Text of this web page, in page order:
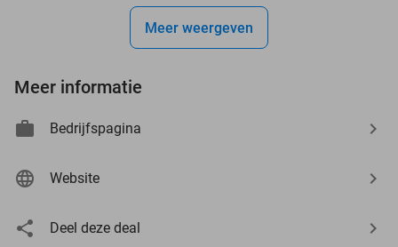
Meer weergeven
Meer informatie
Bedrijfspagina
Website
Deel deze deal